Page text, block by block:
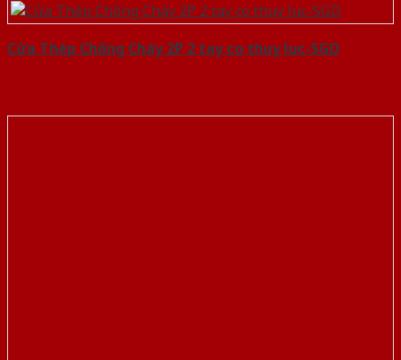
Cửa Thép Chống Cháy 2P 2 tay co thuy luc-SGD